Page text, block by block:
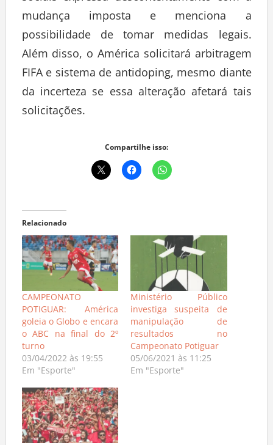
mudança imposta e menciona a
possibilidade de tomar medidas legais.
Além disso, o América solicitará arbitragem
FIFA e sistema de antidoping, mesmo diante
da incerteza se essa alteração afetará tais
solicitações.
Compartilhe isso:
Relacionado
CAMPEONATO
POTIGUAR: América
goleia o Globo e encara
o ABC na final do 2º
turno
03/04/2022 às 19:55
Em "Esporte"
Ministério Público
investiga suspeita de
manipulação de
resultados no
Campeonato Potiguar
05/06/2021 às 11:25
Em "Esporte"